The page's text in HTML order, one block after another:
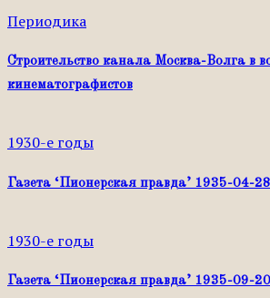
Периодика
Строительство канала Москва-Волга в
кинематографистов
1930-е годы
Газета ‘Пионерская правда’ 1935-04-
1930-е годы
Газета ‘Пионерская правда’ 1935-09-